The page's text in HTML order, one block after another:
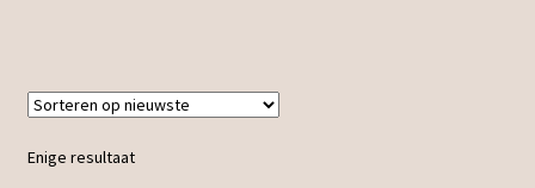
Enige resultaat